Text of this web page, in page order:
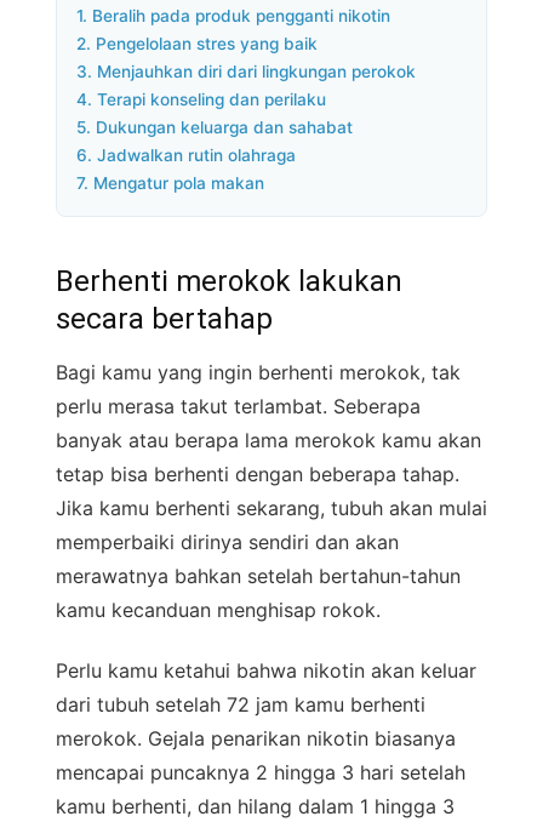
1. Beralih pada produk pengganti nikotin
2. Pengelolaan stres yang baik
3. Menjauhkan diri dari lingkungan perokok
4. Terapi konseling dan perilaku
5. Dukungan keluarga dan sahabat
6. Jadwalkan rutin olahraga
7. Mengatur pola makan
Berhenti merokok lakukan
secara bertahap
Bagi kamu yang ingin berhenti merokok, tak
perlu merasa takut terlambat. Seberapa
banyak atau berapa lama merokok kamu akan
tetap bisa berhenti dengan beberapa tahap.
Jika kamu berhenti sekarang, tubuh akan mulai
memperbaiki dirinya sendiri dan akan
merawatnya bahkan setelah bertahun-tahun
kamu kecanduan menghisap rokok.
Perlu kamu ketahui bahwa nikotin akan keluar
dari tubuh setelah 72 jam kamu berhenti
merokok. Gejala penarikan nikotin biasanya
mencapai puncaknya 2 hingga 3 hari setelah
kamu berhenti, dan hilang dalam 1 hingga 3